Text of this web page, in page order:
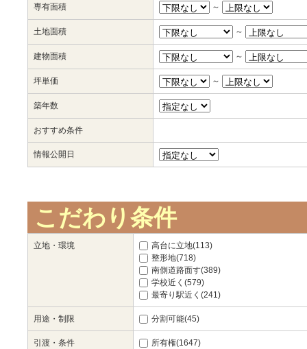
専有面積 ～
土地面積 ～
建物面積 ～
坪単価 ～
築年数
おすすめ条件
情報公開日
こだわり条件
立地・環境
高台に立地(113)
整形地(718)
南側道路面す(389)
学校近く(579)
最寄り駅近く(241)
用途・制限 分割可能(45)
引渡・条件 所有権(1647)